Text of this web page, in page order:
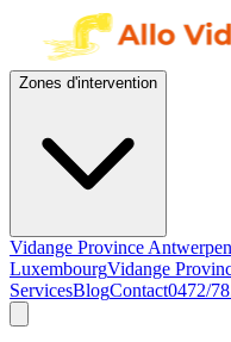
Zones d'intervention
Vidange Province Antwerpen
LuxembourgVidange
ServicesBlogContact0472/